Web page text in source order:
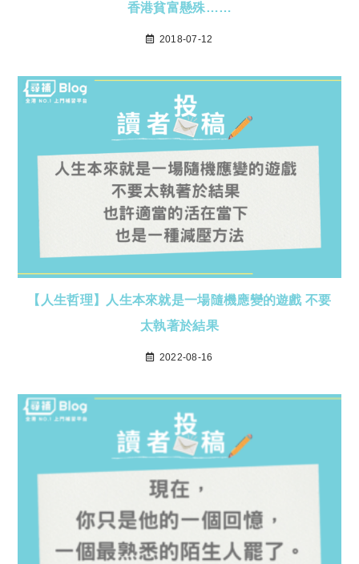
香港貧富懸殊……
2018-07-12
【人生哲理】人生本來就是一場隨機應變的遊戲 不要
太執著於結果
2022-08-16